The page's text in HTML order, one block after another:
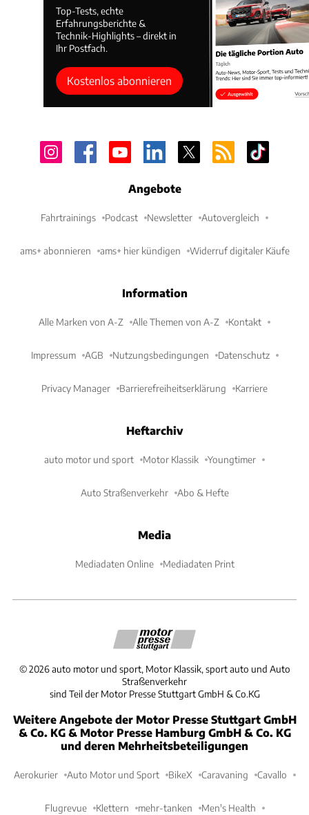
Top-Tests, echte
Erfahrungsberichte &
Technik-Highlights – direkt in
Ihr Postfach.
Kostenlos abonnieren
Angebote
Fahrtrainings Podcast Newsletter Autovergleich
ams+ abonnieren ams+ hier kündigen Widerruf digitaler Käufe
Information
Alle Marken von A-Z Alle Themen von A-Z Kontakt
Impressum AGB Nutzungsbedingungen Datenschutz
Privacy Manager Barrierefreiheitserklärung Karriere
Heftarchiv
auto motor und sport Motor Klassik Youngtimer
Auto Straßenverkehr Abo & Hefte
Media
Mediadaten Online Mediadaten Print
©2026 auto motor und sport, Motor Klassik, sport auto und Auto
Straßenverkehr
sind Teil der Motor Presse Stuttgart GmbH & Co.KG
Weitere Angebote der Motor Presse Stuttgart GmbH
& Co. KG & Motor Presse Hamburg GmbH & Co. KG
und deren Mehrheitsbeteiligungen
Aerokurier Auto Motor und Sport BikeX Caravaning Cavallo
Flugrevue Klettern mehr-tanken Men's Health